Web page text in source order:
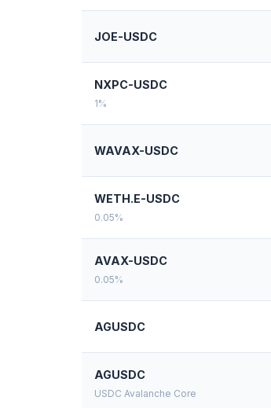
JOE-USDC
NXPC-USDC
1%
WAVAX-USDC
WETH.E-USDC
0.05%
AVAX-USDC
0.05%
AGUSDC
AGUSDC
USDC Avalanche Core